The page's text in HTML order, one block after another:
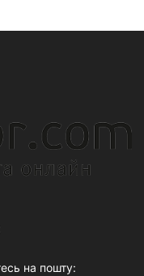
на пошту: